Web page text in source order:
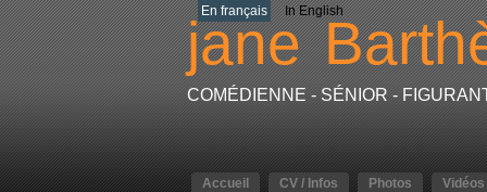
En français In English
jane
COMÉDIENNE - SÉNIOR -
Accueil CV / Infos Photos Vidéos